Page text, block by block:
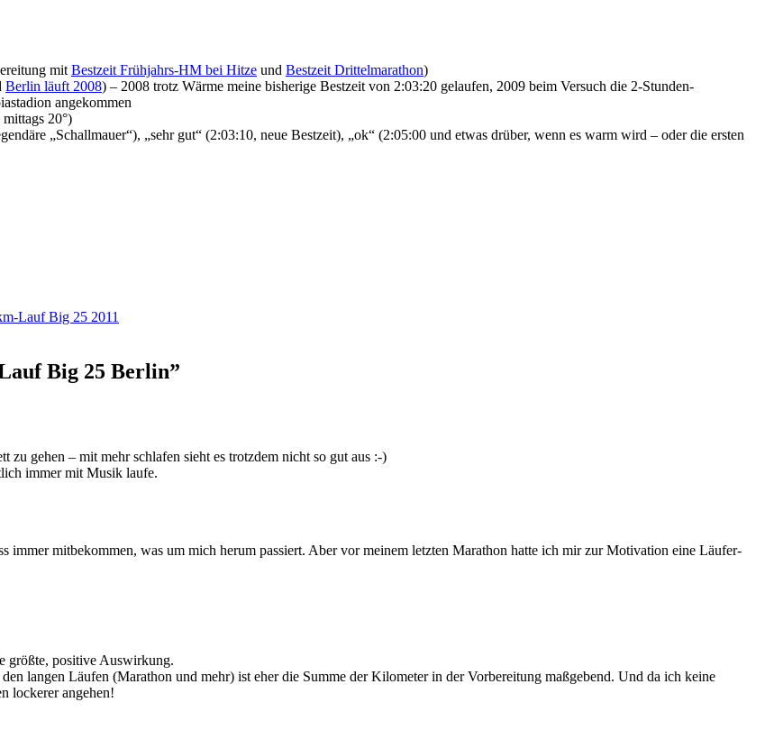
mit Bestzeit Frühjahrs-HM bei Hitze und Bestzeit Drittelmarathon)
Berlin läuft 2008) – 2008 trotz Wärme meine bisherige Bestzeit von 2:03:20 gelaufen, 2009 beim Versuch die 2-Stunden-
angekommen
20°)
„Schallmauer“), „sehr gut“ (2:03:10, neue Bestzeit), „ok“ (2:05:00 und etwas drüber, wenn es warm wird – oder die ersten
Lauf Big 25 2011
Big 25 Berlin”
zu gehen – mit mehr schlafen sieht es trotzdem nicht so gut aus :-)
immer mit Musik laufe.
mitbekommen, was um mich herum passiert. Aber vor meinem letzten Marathon hatte ich mir zur Motivation eine Läufer-
größte, positive Auswirkung.
langen Läufen (Marathon und mehr) ist eher die Summe der Kilometer in der Vorbereitung maßgebend. Und da ich keine
lockerer angehen!